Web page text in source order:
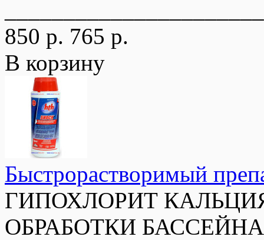
850 р. 765 р.
В корзину
Быстрорастворимый
ГИПОХЛОРИТ
ОБРАБОТКИ БАССЕЙНА,